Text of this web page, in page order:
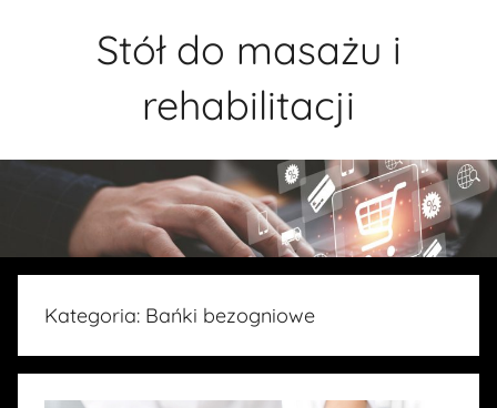
Stół do masażu i
rehabilitacji
Kategoria: Bańki bezogniowe